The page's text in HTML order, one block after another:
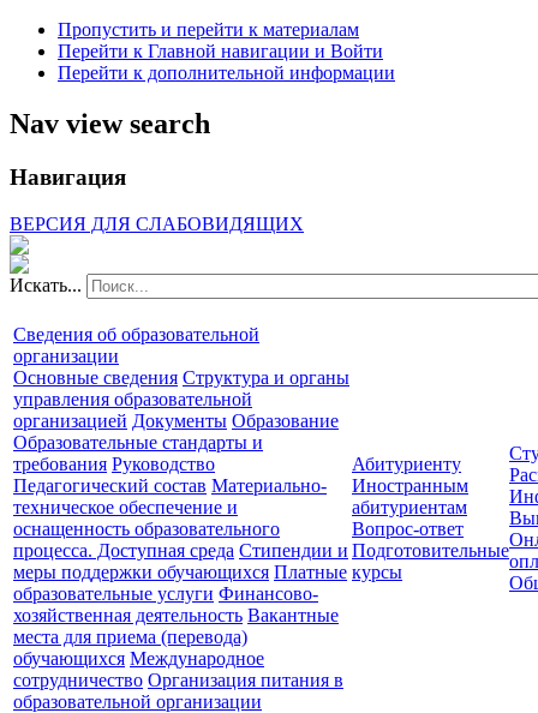
Пропустить и перейти к материалам
Перейти к Главной навигации и Войти
Перейти к дополнительной информации
Nav view search
Навигация
ВЕРСИЯ ДЛЯ СЛАБОВИДЯЩИХ
Искать...
Сведения об образовательной
организации
Основные сведения Структура и органы
управления образовательной
организацией Документы Образование
Образовательные стандарты и
требования Руководство
Педагогический состав Материально-
техническое обеспечение и
оснащенность образовательного
процесса. Доступная среда Стипендии и
меры поддержки обучающихся Платные
образовательные услуги Финансово-
хозяйственная деятельность Вакантные
места для приема (перевода)
обучающихся Международное
сотрудничество Организация питания в
образовательной организации
Абитуриенту
Иностранным
абитуриентам
Вопрос-ответ
Подготовительные
курсы